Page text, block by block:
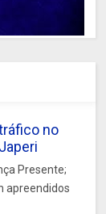
no
Presente;
apreendidos